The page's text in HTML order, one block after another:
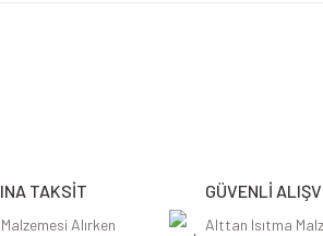
TAKSİT
Alırken
GÜVENLİ
Alttan Isıtma